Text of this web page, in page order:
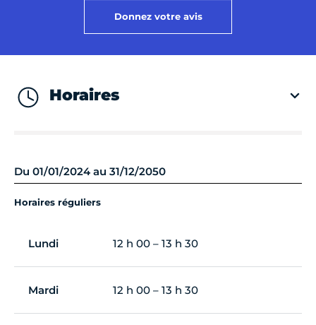
Donnez votre avis
Horaires
Du 01/01/2024 au 31/12/2050
Horaires réguliers
Lundi 12 h 00 – 13 h 30
Mardi 12 h 00 – 13 h 30